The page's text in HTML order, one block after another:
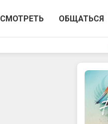
СМОТРЕТЬ ОБЩАТЬСЯ